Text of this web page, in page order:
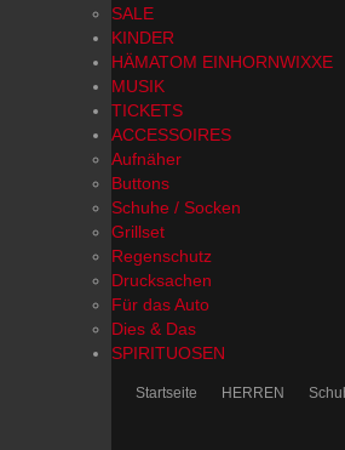
SALE
KINDER
HÄMATOM EINHORNWIXXE
MUSIK
TICKETS
ACCESSOIRES
Aufnäher
Buttons
Schuhe / Socken
Grillset
Regenschutz
Drucksachen
Für das Auto
Dies & Das
SPIRITUOSEN
Startseite HERREN